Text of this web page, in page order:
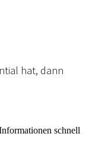
hat, dann
schnell